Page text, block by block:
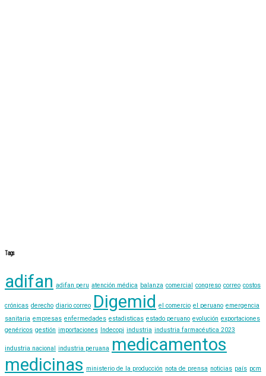
Tags
adifan adifan peru atención médica balanza comercial congreso correo costos
crónicas derecho diario correo Digemid el comercio el peruano emergencia
sanitaria empresas enfermedades estadisticas estado peruano evolución exportaciones
genéricos gestión importaciones Indecopi industria industria farmacéutica 2023
industria nacional industria peruana medicamentos
medicinas ministerio de la producción nota de prensa noticias país pcm